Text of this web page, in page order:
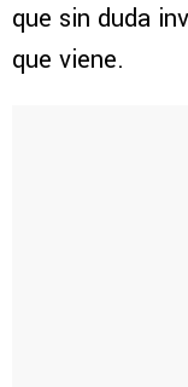
que sin duda
que viene.